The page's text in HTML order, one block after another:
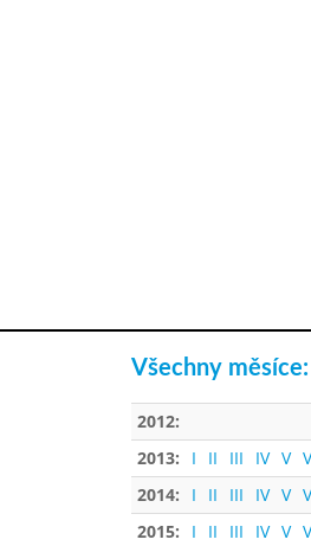
Všechny měsíce:
2012:
2013:
I II III IV V
2014:
I II III IV V
2015:
I II III IV V